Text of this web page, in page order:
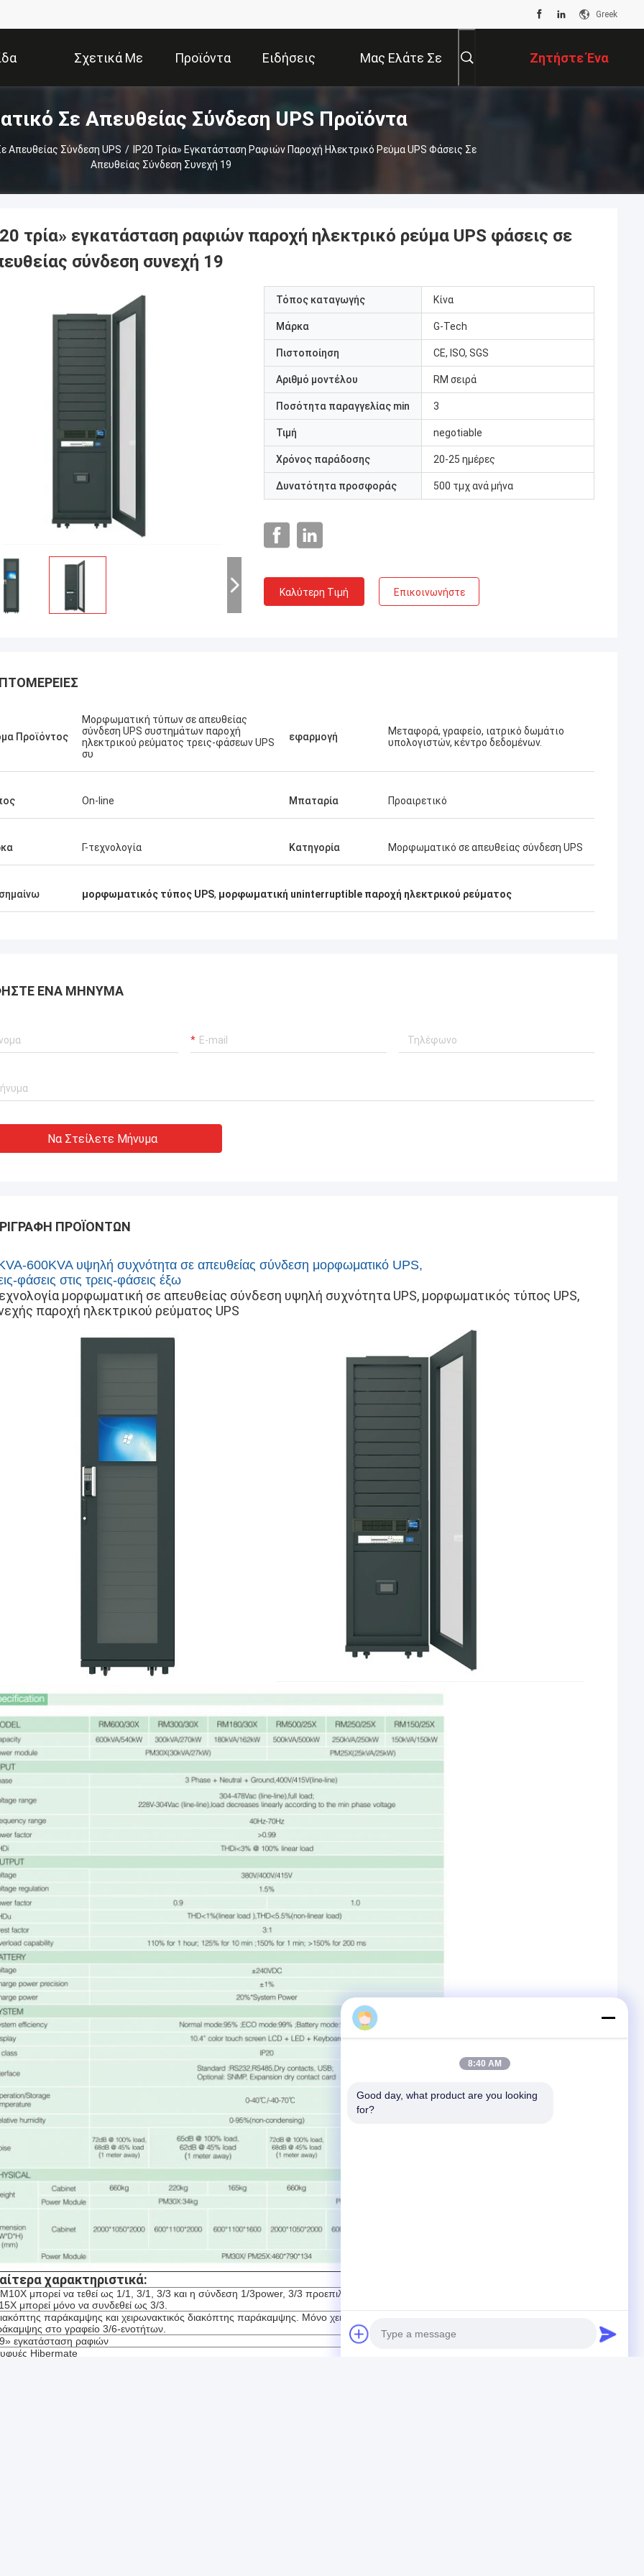
Greek
Σχετικά Με
Εμάς
Προϊόντα Ειδήσεις Μας Ελάτε Σε
Επαφή Με
Ζητήστε Ένα
Απόσπασμα
Σε Απευθείας Σύνδεση UPS Προϊόντα
Απευθείας Σύνδεση UPS /
IP20 Τρία» Εγκατάσταση Ραφιών Παροχή Ηλεκτρικό Ρεύμα UPS Φάσεις Σε
Απευθείας Σύνδεση Συνεχή 19
Stamatis Ελλάδα
γ-τεχνολογία, η ποιότητα είναι
το εκτιμώ!
τρία» εγκατάσταση ραφιών παροχή ηλεκτρικό ρεύμα UPS φάσεις σε
σύνδεση συνεχή 19
Τόπος καταγωγής Κίνα
Μάρκα G-Tech
Πιστοποίηση CE, ISO, SGS
Αριθμό μοντέλου RM σειρά
Ποσότητα παραγγελίας min 3
Τιμή negotiable
Χρόνος παράδοσης 20-25 ημέρες
Δυνατότητα προσφοράς 500 τμχ ανά μήνα
Καλύτερη Τιμή Επικοινωνήστε
Προϊόντος
Μορφωματική τύπων σε απευθείας
σύνδεση UPS συστημάτων παροχή
ηλεκτρικού ρεύματος τρεις-φάσεων UPS
συ
εφαρμογή
Μεταφορά, γραφείο, ιατρικό δωμάτιο
υπολογιστών, κέντρο δεδομένων.
On-line Μπαταρία Προαιρετικό
Γ-τεχνολογία Κατηγορία Μορφωματικό σε απευθείας σύνδεση UPS
μορφωματικός τύπος UPS, μορφωματική uninterruptible παροχή ηλεκτρικού ρεύματος
ΈΝΑ ΜΉΝΥΜΑ
Να Στείλετε Μήνυμα
ΠΡΟΪΌΝΤΩΝ
600KVA υψηλή συχνότητα σε απευθείας σύνδεση μορφωματικό UPS,
φάσεις στις τρεις-φάσεις έξω
μορφωματική σε απευθείας σύνδεση υψηλή συχνότητα UPS, μορφωματικός τύπος UPS,
παροχή ηλεκτρικού ρεύματος UPS
χαρακτηριστικά:
μπορεί να τεθεί ως 1/1, 3/1, 3/3 και η σύνδεση 1/3power, 3/3 προεπιλογή, ενότητα δύναμης
μπορεί μόνο να συνδεθεί ως 3/3.
παράκαμψης και χειρωνακτικός διακόπτης παράκαμψης. Μόνο χειρωνακτικός διακόπτης
στο γραφείο 3/6-ενοτήτων.
εγκατάσταση ραφιών
Hibermate
8:40 AM
Good day, what product are you looking
for?